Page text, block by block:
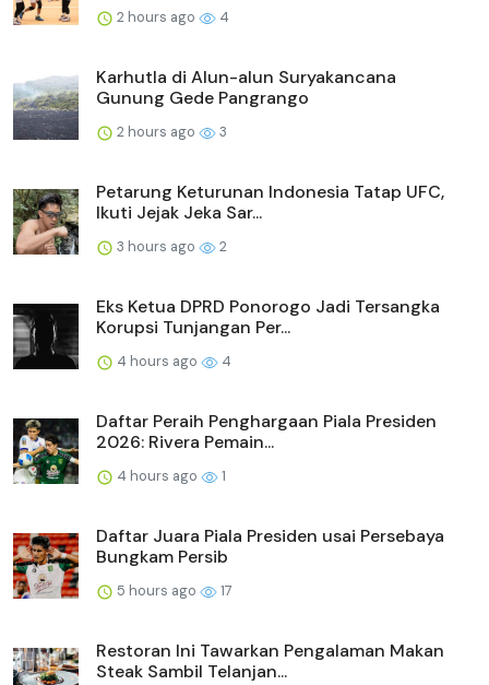
2 hours ago 4
Karhutla di Alun-alun Suryakancana
Gunung Gede Pangrango
2 hours ago 3
Petarung Keturunan Indonesia Tatap UFC,
Ikuti Jejak Jeka Sar...
3 hours ago 2
Eks Ketua DPRD Ponorogo Jadi Tersangka
Korupsi Tunjangan Per...
4 hours ago 4
Daftar Peraih Penghargaan Piala Presiden
2026: Rivera Pemain...
4 hours ago 1
Daftar Juara Piala Presiden usai Persebaya
Bungkam Persib
5 hours ago 17
Restoran Ini Tawarkan Pengalaman Makan
Steak Sambil Telanjan...